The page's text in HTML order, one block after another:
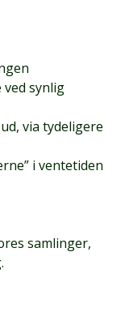
synlig
via tydeligere
i ventetiden
samlinger,